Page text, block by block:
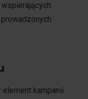
element kampanii